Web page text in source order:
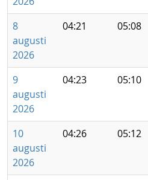
8
augusti
2026
04:21 05:08
9
augusti
2026
04:23 05:10
10
augusti
2026
04:26 05:12